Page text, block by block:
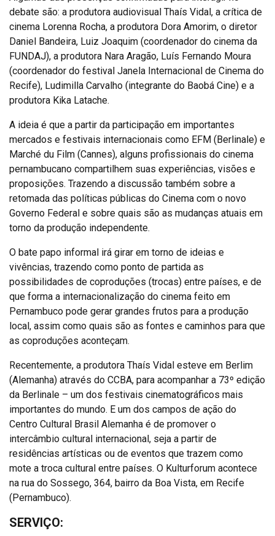
debate são: a produtora audiovisual Thaís Vidal, a crítica de
cinema Lorenna Rocha, a produtora Dora Amorim, o diretor
Daniel Bandeira, Luiz Joaquim (coordenador do cinema da
FUNDAJ), a produtora Nara Aragão, Luís Fernando Moura
(coordenador do festival Janela Internacional de Cinema do
Recife), Ludimilla Carvalho (integrante do Baobá Cine) e a
produtora Kika Latache.
A ideia é que a partir da participação em importantes
mercados e festivais internacionais como EFM (Berlinale) e
Marché du Film (Cannes), alguns profissionais do cinema
pernambucano compartilhem suas experiências, visões e
proposições. Trazendo a discussão também sobre a
retomada das políticas públicas do Cinema com o novo
Governo Federal e sobre quais são as mudanças atuais em
torno da produção independente.
O bate papo informal irá girar em torno de ideias e
vivências, trazendo como ponto de partida as
possibilidades de coproduções (trocas) entre países, e de
que forma a internacionalização do cinema feito em
Pernambuco pode gerar grandes frutos para a produção
local, assim como quais são as fontes e caminhos para que
as coproduções aconteçam.
Recentemente, a produtora Thaís Vidal esteve em Berlim
(Alemanha) através do CCBA, para acompanhar a 73º edição
da Berlinale – um dos festivais cinematográficos mais
importantes do mundo. E um dos campos de ação do
Centro Cultural Brasil Alemanha é de promover o
intercâmbio cultural internacional, seja a partir de
residências artísticas ou de eventos que trazem como
mote a troca cultural entre países. O Kulturforum acontece
na rua do Sossego, 364, bairro da Boa Vista, em Recife
(Pernambuco).
SERVIÇO: